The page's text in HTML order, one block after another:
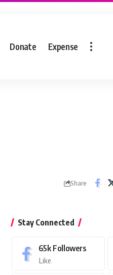
Donate Expense
Share
Stay Connected
65k Followers
Like